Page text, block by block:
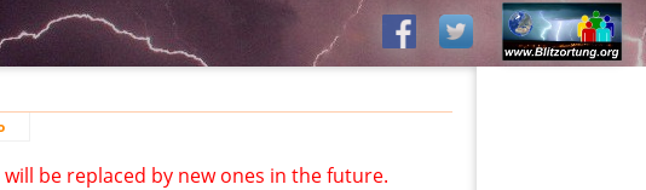
be replaced by new ones in the future.